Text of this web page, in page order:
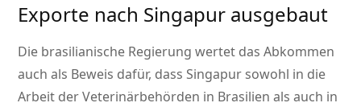
Exporte nach Singapur ausgebaut
Die brasilianische Regierung wertet das Abkommen
auch als Beweis dafür, dass Singapur sowohl in die
Arbeit der Veterinärbehörden in Brasilien als auch in